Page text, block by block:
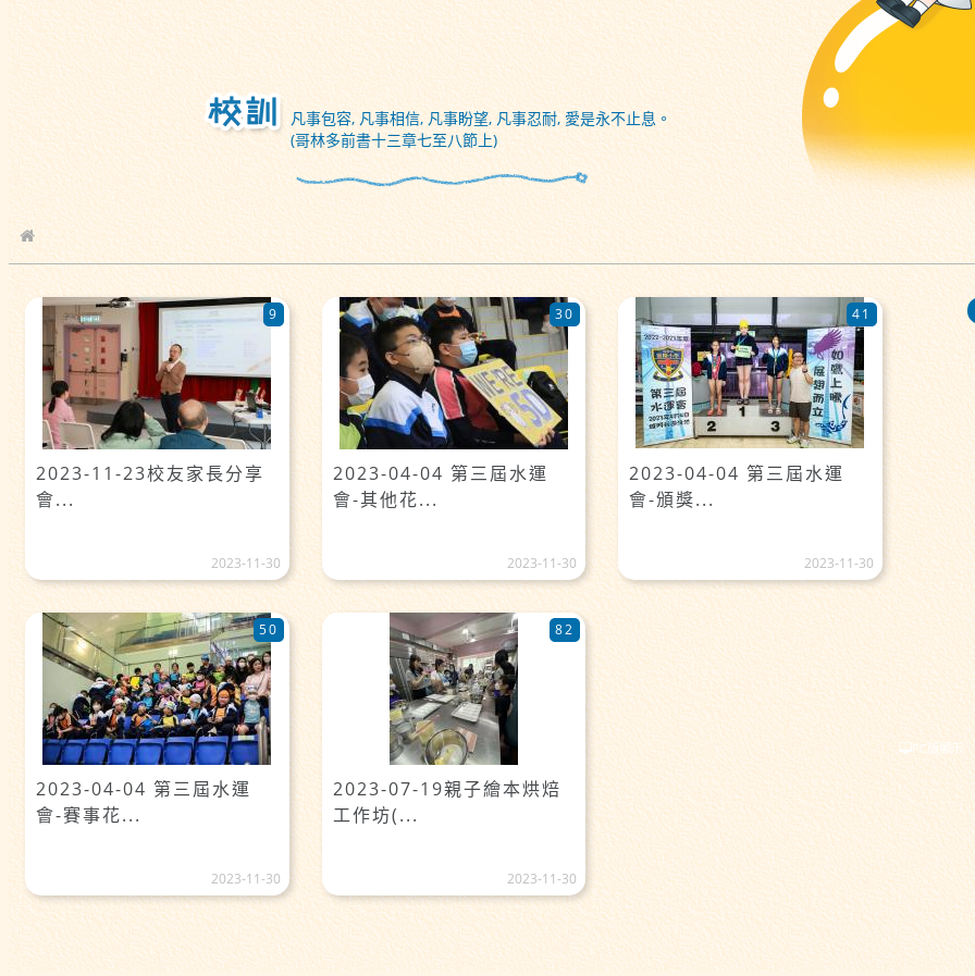
凡事包容, 凡事相信, 凡事盼望, 凡事忍耐, 愛是永不止息。
(哥林多前書十三章七至八節上)
校園相簿
2023-11-23校友家長分享
會...
9
2023-11-30
2023-04-04 第三屆水運
會-其他花...
30
2023-11-30
2023-04-04 第三屆水運
會-頒獎...
41
2023-11-30
2023-04-04 第三屆水運
會-賽事花...
50
2023-11-30
2023-07-19親子繪本烘焙
工作坊(...
82
2023-11-30
PC版顯示